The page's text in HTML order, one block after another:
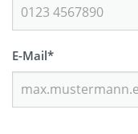
E-Mail*